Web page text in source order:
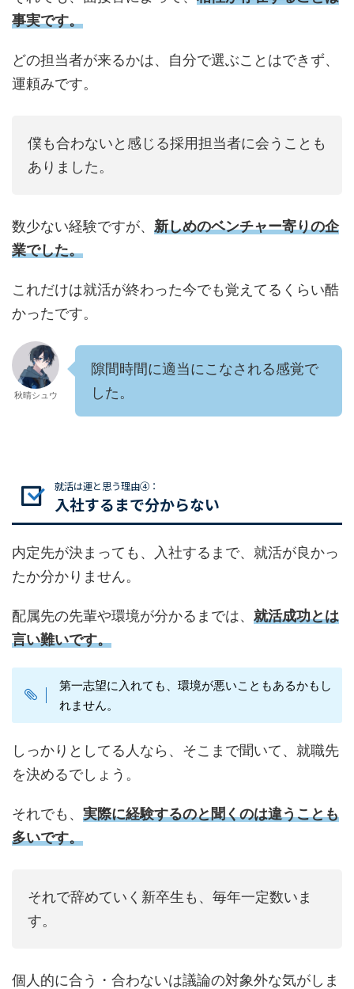
事実です。
どの担当者が来るかは、自分で選ぶことはできず、
運頼みです。
僕も合わないと感じる採用担当者に会うことも
ありました。
数少ない経験ですが、 新しめのベンチャー寄りの企
業でした。
これだけは就活が終わった今でも覚えてるくらい酷
かったです。
秋晴シュウ
隙間時間に適当にこなされる感覚で
した。
就活は運と思う理由④：
入社するまで分からない
内定先が決まっても、入社するまで、就活が良かっ
たか分かりません。
配属先の先輩や環境が分かるまでは、 就活成功とは
言い難いです。
第一志望に入れても、環境が悪いこともあるかもし
れません。
しっかりとしてる人なら、そこまで聞いて、就職先
を決めるでしょう。
それでも、 実際に経験するのと聞くのは違うことも
多いです。
それで辞めていく新卒生も、毎年一定数いま
す。
個人的に合う・合わないは議論の対象外な気がしま